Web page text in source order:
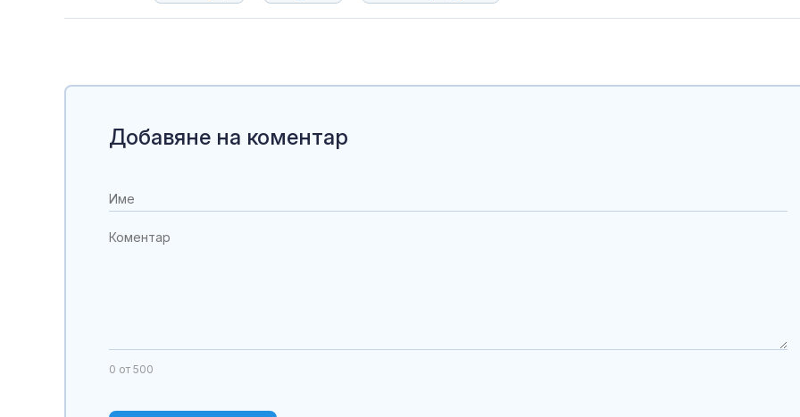
Добавяне на коментар
0 от 500